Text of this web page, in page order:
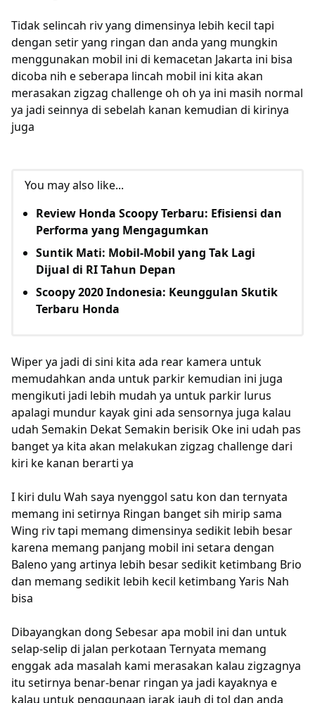
Tidak selincah riv yang dimensinya lebih kecil tapi
dengan setir yang ringan dan anda yang mungkin
menggunakan mobil ini di kemacetan Jakarta ini bisa
dicoba nih e seberapa lincah mobil ini kita akan
merasakan zigzag challenge oh oh ya ini masih normal
ya jadi seinnya di sebelah kanan kemudian di kirinya
juga
You may also like...
Review Honda Scoopy Terbaru: Efisiensi dan
Performa yang Mengagumkan
Suntik Mati: Mobil-Mobil yang Tak Lagi
Dijual di RI Tahun Depan
Scoopy 2020 Indonesia: Keunggulan Skutik
Terbaru Honda
Wiper ya jadi di sini kita ada rear kamera untuk
memudahkan anda untuk parkir kemudian ini juga
mengikuti jadi lebih mudah ya untuk parkir lurus
apalagi mundur kayak gini ada sensornya juga kalau
udah Semakin Dekat Semakin berisik Oke ini udah pas
banget ya kita akan melakukan zigzag challenge dari
kiri ke kanan berarti ya
I kiri dulu Wah saya nyenggol satu kon dan ternyata
memang ini setirnya Ringan banget sih mirip sama
Wing riv tapi memang dimensinya sedikit lebih besar
karena memang panjang mobil ini setara dengan
Baleno yang artinya lebih besar sedikit ketimbang Brio
dan memang sedikit lebih kecil ketimbang Yaris Nah
bisa
Dibayangkan dong Sebesar apa mobil ini dan untuk
selap-selip di jalan perkotaan Ternyata memang
enggak ada masalah kami merasakan kalau zigzagnya
itu setirnya benar-benar ringan ya jadi kayaknya e
kalau untuk penggunaan jarak jauh di tol dan anda